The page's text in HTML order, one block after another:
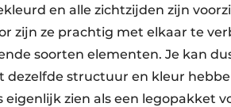
en alle zichtzijden zijn
zijn ze prachtig met elkaar te
soorten elementen. Je kan
dezelfde structuur en kleur
eigenlijk zien als een legopakket